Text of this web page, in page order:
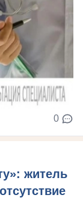
0
житель